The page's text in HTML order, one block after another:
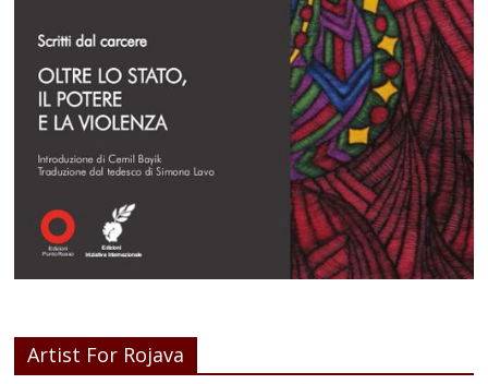
Artist For Rojava